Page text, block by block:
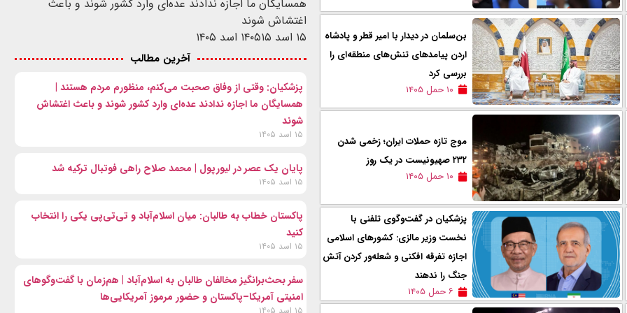
بن‌سلمان در دیدار با امیر قطر و پادشاه
اردن پیامدهای تنش‌های منطقه‌ای را
بررسی کرد
۱۰ حمل ۱۴۰۵
موج تازه حملات ايران؛ زخمی شدن
۲۳۲ صهیونیست در یک روز
۱۰ حمل ۱۴۰۵
پزشکیان در گفت‌وگوی تلفنی با
نخست وزیر مالزی: کشورهای اسلامی
اجازه تفرقه افکنی و شعله‌ور کردن آتش
جنگ را ندهند
۶ حمل ۱۴۰۵
همسایگان ما اجازه ندادند عده‌ای وارد کشور شوند و باعث
اغتشاش شوند
۱۵ اسد ۱۴۰۵
۱۵ اسد ۱۴۰۵
آخرین مطالب
پزشکیان: وقتی از وفاق صحبت می‌کنم، منظورم مردم هستند |
همسایگان ما اجازه ندادند عده‌ای وارد کشور شوند و باعث اغتشاش
شوند
۱۵ اسد ۱۴۰۵
پایان یک عصر در لیورپول | محمد صلاح راهی فوتبال ترکیه شد
۱۵ اسد ۱۴۰۵
پاکستان خطاب به طالبان: میان اسلام‌آباد و تی‌تی‌پی یکی را انتخاب
کنید
۱۵ اسد ۱۴۰۵
سفر بحث‌برانگیز مخالفان طالبان به اسلام‌آباد | هم‌زمان با گفت‌وگوهای
امنیتی آمریکا–پاکستان و حضور مرموز آمریکایی‌ها